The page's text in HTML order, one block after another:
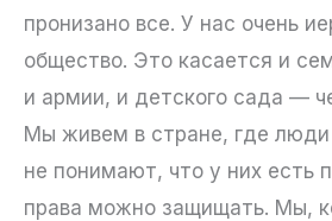
пронизано все. У нас очень
общество. Это касается и
и армии, и детского сада —
Мы живем в стране, где
не понимают, что у них есть
права можно защищать. Мы,